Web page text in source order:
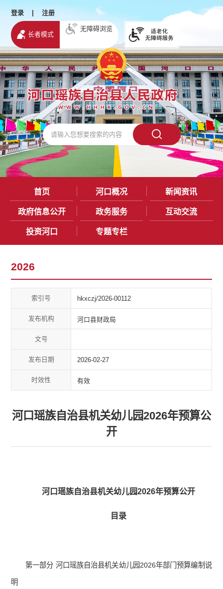
登录 | 注册
长者模式
无障碍浏览
首页 河口概况 新闻资讯
政府信息公开 政务服务 互动交流
投资河口 专题专栏
2026
索引号 hkxczj/2026-00112
发布机构 河口县财政局
文号
发布日期 2026-02-27
时效性 有效
河口瑶族自治县机关幼儿园2026年预算公
开
河口瑶族自治县机关幼儿园2026年预算公开
目录
第一部分 河口瑶族自治县机关幼儿园2026年部门预算编制说
明